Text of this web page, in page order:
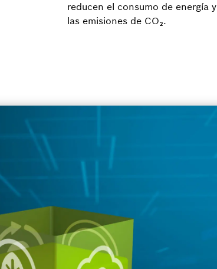
reducen el consumo de energía y
las emisiones de CO₂.